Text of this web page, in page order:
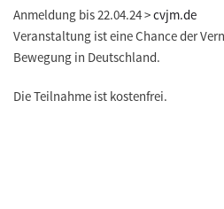
Anmeldung bis 22.04.24 >cvjm.de
Veranstaltung ist eine Chance der
Bewegung in Deutschland.
Die Teilnahme ist kostenfrei.